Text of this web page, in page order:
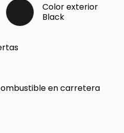
Color exterior
Black
en carretera